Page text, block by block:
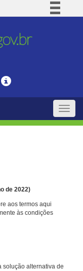
BR
Legislação
Toggle
de 2022)
aos termos aqui
às condições
solução alternativa de